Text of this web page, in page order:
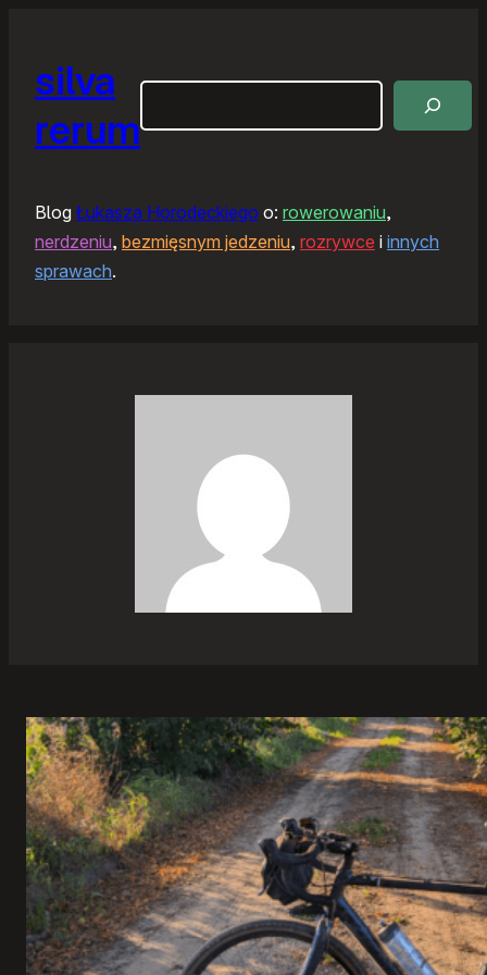
silva
rerum
Blog Łukasza Horodeckiego o: rowerowaniu,
nerdzeniu, bezmięsnym jedzeniu, rozrywce i innych
sprawach.